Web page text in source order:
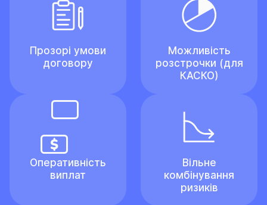
Прозорі умови
договору
Можливість
розстрочки (для
КАСКО)
Оперативність
виплат
Вільне
комбінування
ризиків